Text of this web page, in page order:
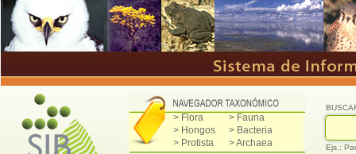
> Flora
> Fauna
> Hongos
> Bacteria
> Protista
> Archaea
Ejs.: